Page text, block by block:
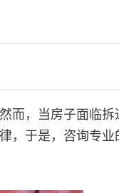
而，当房子面临拆
，于是，咨询专业